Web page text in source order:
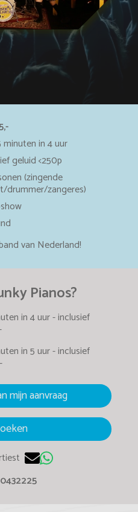
minuten in 4 uur
geluid <250p
(zingende
drummer/zangeres)
van Nederland!
Pianos?
in 4 uur -inclusief
in 5 uur -inclusief
mijn aanvraag